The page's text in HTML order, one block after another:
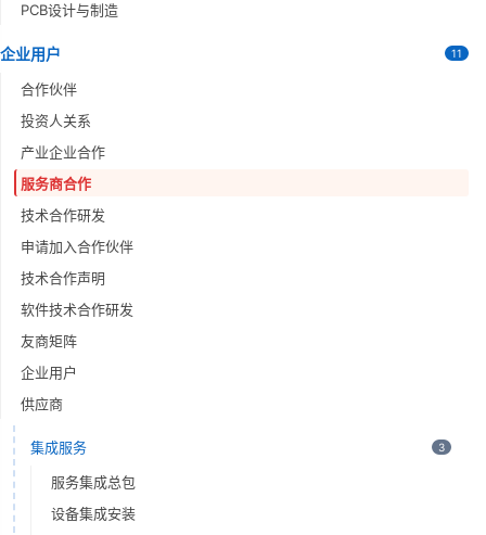
PCB设计与制造
企业用户 11
合作伙伴
投资人关系
产业企业合作
服务商合作
技术合作研发
申请加入合作伙伴
技术合作声明
软件技术合作研发
友商矩阵
企业用户
供应商
集成服务 3
服务集成总包
设备集成安装